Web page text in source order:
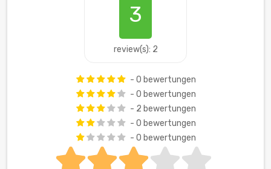
3
review(s): 2
- 0 bewertungen
- 0 bewertungen
- 2 bewertungen
- 0 bewertungen
- 0 bewertungen